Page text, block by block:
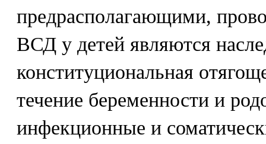
предрасполагающими,
ВСД у детей являются
конституциональная
течение беременности и
инфекционные и